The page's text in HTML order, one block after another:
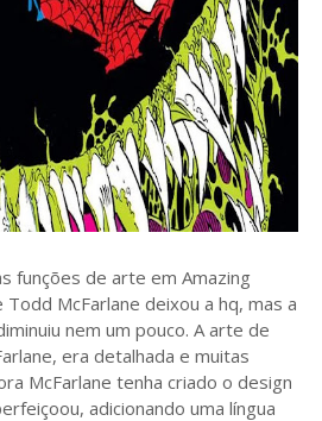
funções de arte em Amazing
McFarlane deixou a hq, mas a
nem um pouco. A arte de
era detalhada e muitas
McFarlane tenha criado o design
adicionando uma língua